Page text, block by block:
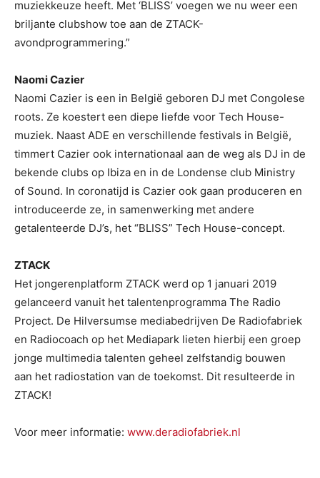
muziekkeuze heeft. Met ‘BLISS’ voegen we nu weer een
briljante clubshow toe aan de ZTACK-
avondprogrammering.”
Naomi Cazier
Naomi Cazier is een in België geboren DJ met Congolese
roots. Ze koestert een diepe liefde voor Tech House-
muziek. Naast ADE en verschillende festivals in België,
timmert Cazier ook internationaal aan de weg als DJ in de
bekende clubs op Ibiza en in de Londense club Ministry
of Sound. In coronatijd is Cazier ook gaan produceren en
introduceerde ze, in samenwerking met andere
getalenteerde DJ’s, het “BLISS” Tech House-concept.
ZTACK
Het jongerenplatform ZTACK werd op 1 januari 2019
gelanceerd vanuit het talentenprogramma The Radio
Project. De Hilversumse mediabedrijven De Radiofabriek
en Radiocoach op het Mediapark lieten hierbij een groep
jonge multimedia talenten geheel zelfstandig bouwen
aan het radiostation van de toekomst. Dit resulteerde in
ZTACK!
Voor meer informatie: www.deradiofabriek.nl